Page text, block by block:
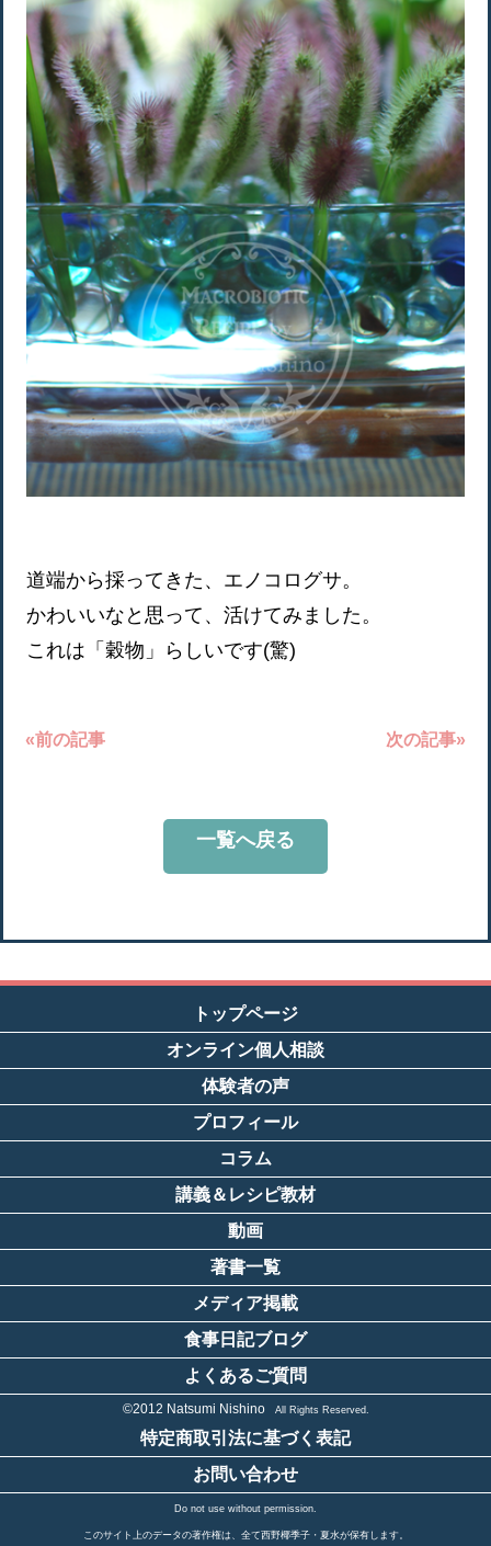
道端から採ってきた、エノコログサ。
かわいいなと思って、活けてみました。
これは「穀物」らしいです(驚)
«前の記事 次の記事»
一覧へ戻る
トップページ
オンライン個人相談
体験者の声
プロフィール
コラム
講義＆レシピ教材
動画
著書一覧
メディア掲載
食事日記ブログ
よくあるご質問
特定商取引法に基づく表記
お問い合わせ
©2012 Natsumi NishinoAll Rights Reserved.
Do not use without permission.
このサイト上のデータの著作権は、全て西野椰季子・夏水が保有します。